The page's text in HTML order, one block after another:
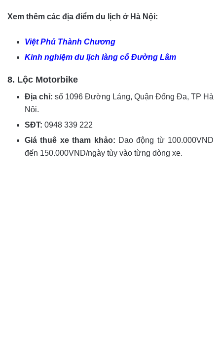
Xem thêm các địa điểm du lịch ở Hà Nội:
Việt Phủ Thành Chương
Kinh nghiệm du lịch làng cổ Đường Lâm
8. Lộc Motorbike
Địa chỉ: số 1096 Đường Láng, Quận Đống Đa, TP Hà
Nội.
SĐT: 0948 339 222
Giá thuê xe tham khảo: Dao động từ 100.000VND
đến 150.000VND/ngày tùy vào từng dòng xe.